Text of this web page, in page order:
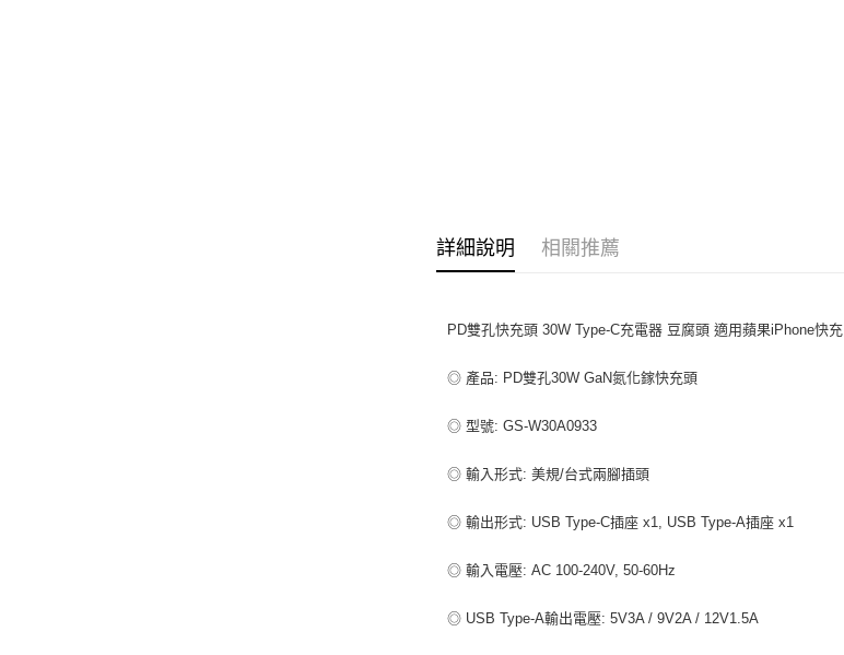
詳細說明 相關推薦
PD雙孔快充頭 30W Type-C充電器 豆腐頭 適用蘋果iPhone快充
◎ 產品: PD雙孔30W GaN氮化鎵快充頭
◎ 型號: GS-W30A0933
◎ 輸入形式: 美規/台式兩腳插頭
◎ 輸出形式: USB Type-C插座 x1, USB Type-A插座 x1
◎ 輸入電壓: AC 100-240V, 50-60Hz
◎ USB Type-A輸出電壓: 5V3A / 9V2A / 12V1.5A